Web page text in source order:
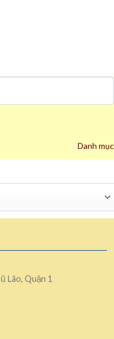
Danh mục
Lão, Quận 1